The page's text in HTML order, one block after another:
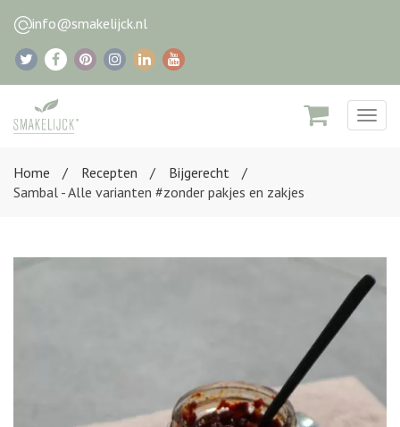
info@smakelijck.nl
Home
Recepten
Bijgerecht
Sambal - Alle varianten #zonder pakjes en zakjes